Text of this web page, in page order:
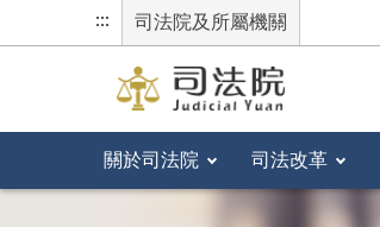
::: 司法院及所屬機關
關於司法院 司法改革